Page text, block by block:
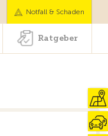
Ratgeber
Notfall & Schaden
Ratgeber